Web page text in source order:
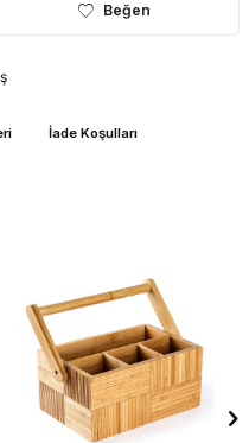
Beğen
İade Koşulları